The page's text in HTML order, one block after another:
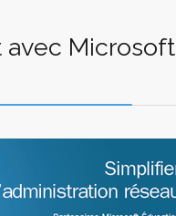
avec Microsoft